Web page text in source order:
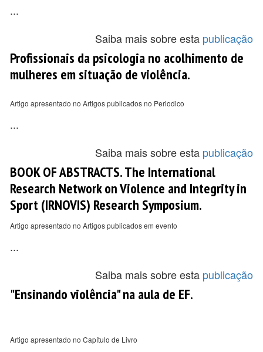
...
Saiba mais sobre esta publicação
Profissionais da psicologia no acolhimento de
mulheres em situação de violência.
Artigo apresentado no Artigos publicados no Periodico
...
Saiba mais sobre esta publicação
BOOK OF ABSTRACTS. The International
Research Network on Violence and Integrity in
Sport (IRNOVIS) Research Symposium.
Artigo apresentado no Artigos publicados em evento
...
Saiba mais sobre esta publicação
"Ensinando violência" na aula de EF.
Artigo apresentado no Capítulo de Livro